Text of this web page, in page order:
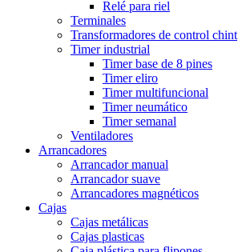
Relé para riel
Terminales
Transformadores de control chint
Timer industrial
Timer base de 8 pines
Timer eliro
Timer multifuncional
Timer neumático
Timer semanal
Ventiladores
Arrancadores
Arrancador manual
Arrancador suave
Arrancadores magnéticos
Cajas
Cajas metálicas
Cajas plasticas